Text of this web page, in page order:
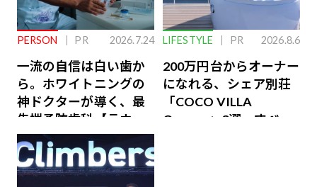
PERSON PR 2026.7.24
一流の自信は白い歯か
ら。ホワイトニングの
神ドクターが導く、最
先端予防歯科【ラウン
ジ会員特典あり】
LIFESTYLE PR 2026.8.6
200万円台からオーナー
になれる、シェア別荘
「COCO VILLA
Owners」3選。すべて